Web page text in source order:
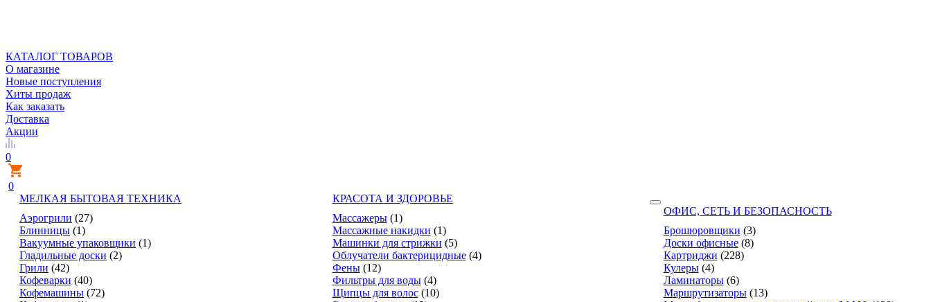
КАТАЛОГ ТОВАРОВ
О магазине
Новые поступления
Хиты продаж
Как заказать
Доставка
Акции
0
0
МЕЛКАЯ БЫТОВАЯ ТЕХНИКА
Аэрогрили (27)
Блинницы (1)
Вакуумные упаковщики (1)
Гладильные доски (2)
Грили (42)
Кофеварки (40)
Кофемашины (72)
КРАСОТА И ЗДОРОВЬЕ
Массажеры (1)
Массажные накидки (1)
Машинки для стрижки (5)
Облучатели бактерицидные (4)
Фены (12)
Фильтры для воды (4)
Щипцы для волос (10)
ОФИС, СЕТЬ И БЕЗОПАСНОСТЬ
Брошюровщики (3)
Доски офисные (8)
Картриджи (228)
Кулеры (4)
Ламинаторы (6)
Маршрутизаторы (13)